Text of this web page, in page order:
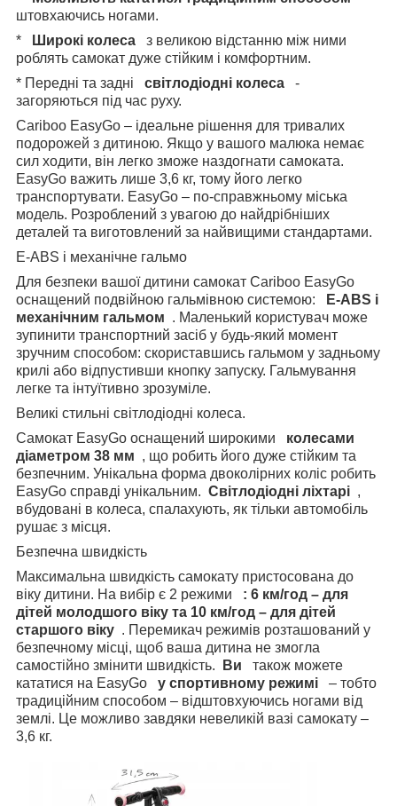
штовхаючись ногами.
*
Широкі колеса з великою відстанню між ними
роблять самокат дуже стійким і комфортним.
* Передні та задні світлодіодні колеса -
загоряються під час руху.
Cariboo EasyGo – ідеальне рішення для тривалих
подорожей з дитиною. Якщо у вашого малюка немає
сил ходити, він легко зможе наздогнати самоката.
EasyGo важить лише 3,6 кг, тому його легко
транспортувати. EasyGo – по-справжньому міська
модель. Розроблений з увагою до найдрібніших
деталей та виготовлений за найвищими стандартами.
E-ABS і механічне гальмо
Для безпеки вашої дитини самокат Cariboo EasyGo
оснащений подвійною гальмівною системою:
E-ABS і
механічним гальмом . Маленький користувач може
зупинити транспортний засіб у будь-який момент
зручним способом: скориставшись гальмом у задньому
крилі або відпустивши кнопку запуску. Гальмування
легке та інтуїтивно зрозуміле.
Великі стильні світлодіодні колеса.
Самокат EasyGo оснащений широкими колесами
діаметром 38 мм , що робить його дуже стійким та
безпечним. Унікальна форма двоколірних коліс робить
EasyGo справді унікальним. Світлодіодні ліхтарі ,
вбудовані в колеса, спалахують, як тільки автомобіль
рушає з місця.
Безпечна швидкість
Максимальна швидкість самокату пристосована до
віку дитини. На вибір є 2 режими : 6 км/год – для
дітей молодшого віку та 10 км/год – для дітей
старшого віку . Перемикач режимів розташований у
безпечному місці, щоб ваша дитина не змогла
самостійно змінити швидкість.
Ви також можете
кататися на EasyGo у спортивному режимі – тобто
традиційним способом – відштовхуючись ногами від
землі. Це можливо завдяки невеликій вазі самокату –
3,6 кг.